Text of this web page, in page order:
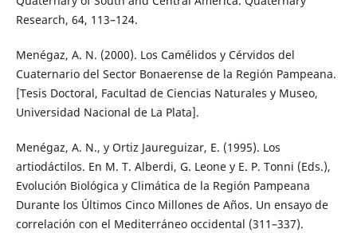
Research, 64, 113–124.
Menégaz, A. N. (2000). Los Camélidos y Cérvidos del
Cuaternario del Sector Bonaerense de la Región Pampeana.
[Tesis Doctoral, Facultad de Ciencias Naturales y Museo,
Universidad Nacional de La Plata].
Menégaz, A. N., y Ortiz Jaureguizar, E. (1995). Los
artiodáctilos. En M. T. Alberdi, G. Leone y E. P. Tonni (Eds.),
Evolución Biológica y Climática de la Región Pampeana
Durante los Últimos Cinco Millones de Años. Un ensayo de
correlación con el Mediterráneo occidental (311–337).